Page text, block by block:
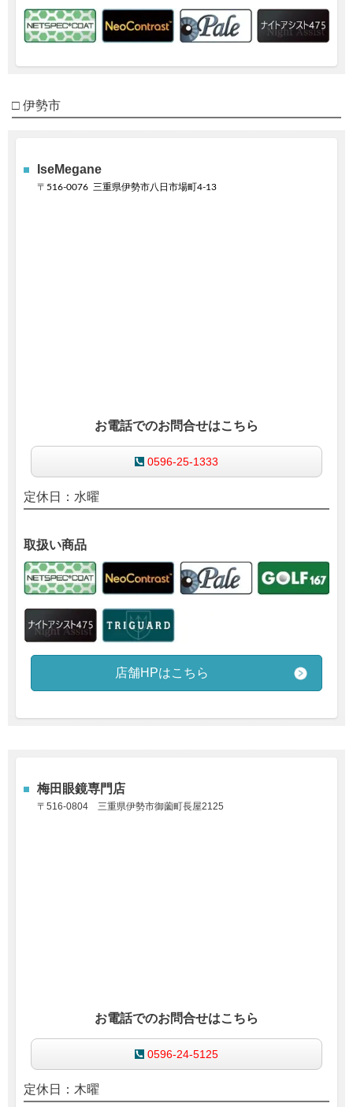
□ 伊勢市
IseMegane
〒 516-0076 三重県伊勢市八日市場町4-13
お電話でのお問合せはこちら
0596-25-1333
定休日：水曜
取扱い商品
店舗HPはこちら
梅田眼鏡専門店
〒516-0804 三重県伊勢市御薗町長屋2125
お電話でのお問合せはこちら
0596-24-5125
定休日：木曜